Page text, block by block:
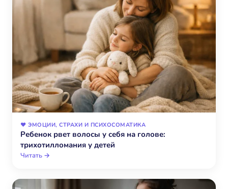
❤️ ЭМОЦИИ, СТРАХИ И ПСИХОСОМАТИКА
Ребенок рвет волосы у себя на голове:
трихотилломания у детей
Читать →